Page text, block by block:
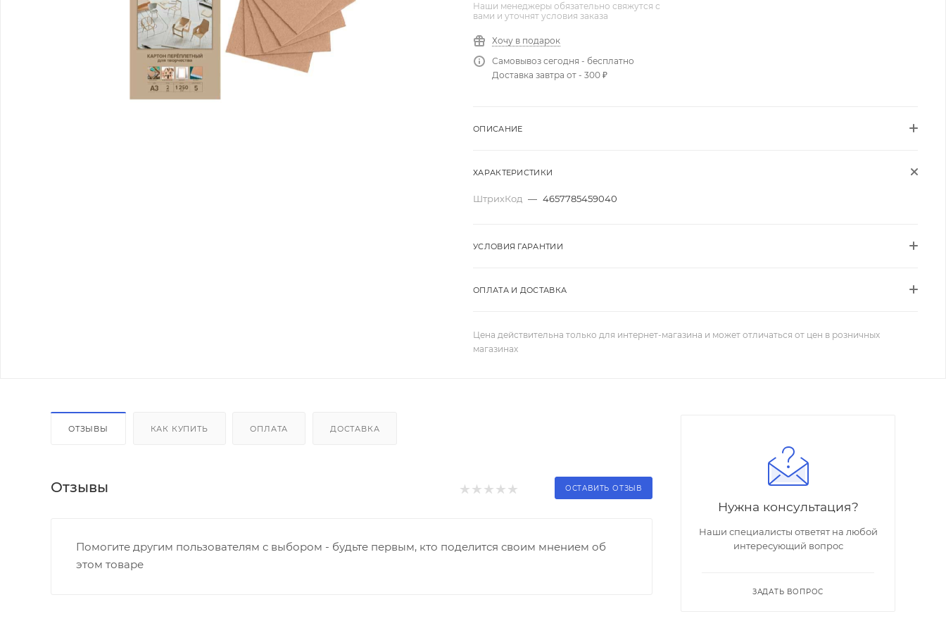
Наши менеджеры обязательно свяжутся с
вами и уточнят условия заказа
Хочу в подарок
Самовывоз сегодня - бесплатно
Доставка завтра от - 300 ₽
ОПИСАНИЕ
ХАРАКТЕРИСТИКИ
ШтрихКод — 4657785459040
УСЛОВИЯ ГАРАНТИИ
ОПЛАТА И ДОСТАВКА
Цена действительна только для интернет-магазина и может отличаться от цен в розничных
магазинах
ОТЗЫВЫ КАК КУПИТЬ ОПЛАТА ДОСТАВКА
Отзывы ОСТАВИТЬ ОТЗЫВ
Помогите другим пользователям с выбором - будьте первым, кто поделится своим мнением об
этом товаре
Нужна консультация?
Наши специалисты ответят на любой
интересующий вопрос
ЗАДАТЬ ВОПРОС